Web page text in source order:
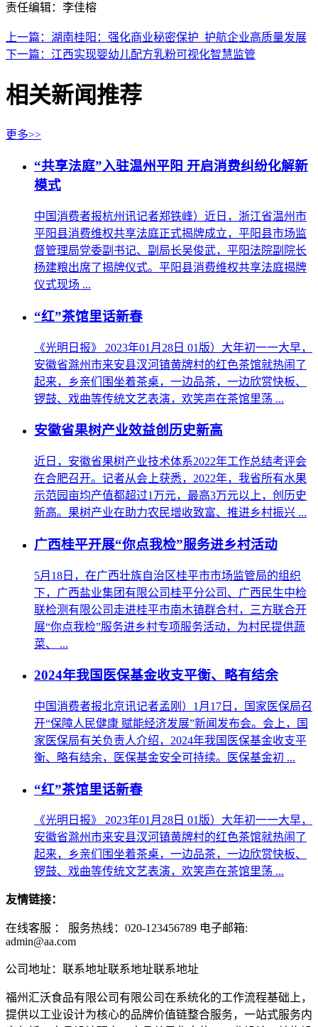
责任编辑：李佳榕
上一篇：湖南桂阳：强化商业秘密保护 护航企业高质量发展
下一篇：江西实现婴幼儿配方乳粉可视化智慧监管
相关新闻推荐
更多>>
“共享法庭”入驻温州平阳 开启消费纠纷化解新
模式
中国消费者报杭州讯记者郑铁峰）近日，浙江省温州市
平阳县消费维权共享法庭正式揭牌成立，平阳县市场监
督管理局党委副书记、副局长吴俊武，平阳法院副院长
杨建粮出席了揭牌仪式。平阳县消费维权共享法庭揭牌
仪式现场 ...
“红”茶馆里话新春
《光明日报》 2023年01月28日 01版）大年初一一大早，
安徽省滁州市来安县汊河镇黄牌村的红色茶馆就热闹了
起来，乡亲们围坐着茶桌，一边品茶，一边欣赏快板、
锣鼓、戏曲等传统文艺表演，欢笑声在茶馆里荡 ...
安徽省果树产业效益创历史新高
近日，安徽省果树产业技术体系2022年工作总结考评会
在合肥召开。记者从会上获悉，2022年，我省所有水果
示范园亩均产值都超过1万元，最高3万元以上，创历史
新高。果树产业在助力农民增收致富、推进乡村振兴 ...
广西桂平开展“你点我检”服务进乡村活动
5月18日，在广西壮族自治区桂平市市场监管局的组织
下，广西盐业集团有限公司桂平分公司、广西民生中检
联检测有限公司走进桂平市南木镇群合村，三方联合开
展“你点我检”服务进乡村专项服务活动，为村民提供蔬
菜、 ...
2024年我国医保基金收支平衡、略有结余
中国消费者报北京讯记者孟刚）1月17日，国家医保局召
开“保障人民健康 赋能经济发展”新闻发布会。会上，国
家医保局有关负责人介绍，2024年我国医保基金收支平
衡、略有结余，医保基金安全可持续。医保基金初 ...
“红”茶馆里话新春
《光明日报》 2023年01月28日 01版）大年初一一大早，
安徽省滁州市来安县汊河镇黄牌村的红色茶馆就热闹了
起来，乡亲们围坐着茶桌，一边品茶，一边欣赏快板、
锣鼓、戏曲等传统文艺表演，欢笑声在茶馆里荡 ...
友情链接：
在线客服 ：
服务热线：020-123456789 电子邮箱:
admin@aa.com
公司地址：联系地址联系地址联系地址
福州汇沃食品有限公司有限公司在系统化的工作流程基础上，
提供以工业设计为核心的品牌价值链整合服务，一站式服务内